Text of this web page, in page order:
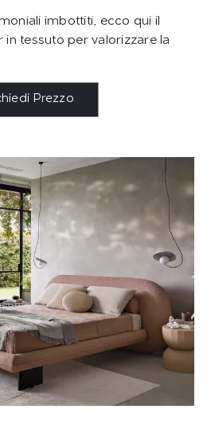
imbottiti, ecco qui il
in tessuto per valorizzare la
Prezzo